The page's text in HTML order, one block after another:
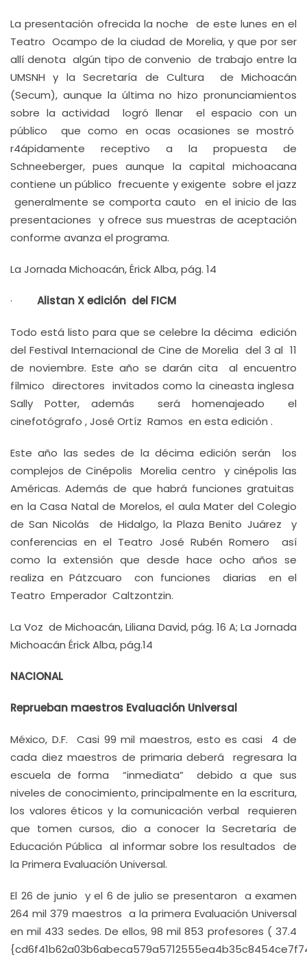
La presentación ofrecida la noche de este lunes en el
Teatro Ocampo de la ciudad de Morelia, y que por ser
allí denota algún tipo de convenio de trabajo entre la
UMSNH y la Secretaría de Cultura de Michoacán
(Secum), aunque la última no hizo pronunciamientos
sobre la actividad logró llenar el espacio con un
público que como en ocas ocasiones se mostró
r4ápidamente receptivo a la propuesta de
Schneeberger, pues aunque la capital michoacana
contiene un público frecuente y exigente sobre el jazz
generalmente se comporta cauto en el inicio de las
presentaciones y ofrece sus muestras de aceptación
conforme avanza el programa.
La Jornada Michoacán, Érick Alba, pág. 14
· Alistan X edición del FICM
Todo está listo para que se celebre la décima edición
del Festival Internacional de Cine de Morelia del 3 al 11
de noviembre. Este año se darán cita al encuentro
fílmico directores invitados como la cineasta inglesa
Sally Potter, además será homenajeado el
cinefotógrafo , José Ortíz Ramos en esta edición .
Este año las sedes de la décima edición serán los
complejos de Cinépolis Morelia centro y cinépolis las
Américas. Además de que habrá funciones gratuitas
en la Casa Natal de Morelos, el aula Mater del Colegio
de San Nicolás de Hidalgo, la Plaza Benito Juárez y
conferencias en el Teatro José Rubén Romero así
como la extensión que desde hace ocho años se
realiza en Pátzcuaro con funciones diarias en el
Teatro Emperador Caltzontzin.
La Voz de Michoacán, Liliana David, pág. 16 A; La Jornada
Michoacán Érick Alba, pág.14
NACIONAL
Reprueban maestros Evaluación Universal
México, D.F. Casi 99 mil maestros, esto es casi 4 de
cada diez maestros de primaria deberá regresara la
escuela de forma “inmediata” debido a que sus
niveles de conocimiento, principalmente en la escritura,
los valores éticos y la comunicación verbal requieren
que tomen cursos, dio a conocer la Secretaría de
Educación Pública al informar sobre los resultados de
la Primera Evaluación Universal.
El 26 de junio y el 6 de julio se presentaron a examen
264 mil 379 maestros a la primera Evaluación Universal
en mil 433 sedes. De ellos, 98 mil 853 profesores ( 37.4